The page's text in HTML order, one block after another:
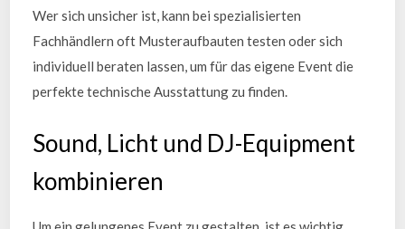
Wer sich unsicher ist, kann bei spezialisierten
Fachhändlern oft Musteraufbauten testen oder sich
individuell beraten lassen, um für das eigene Event die
perfekte technische Ausstattung zu finden.
Sound, Licht und DJ-Equipment
kombinieren